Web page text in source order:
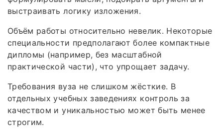
выстраивать логику изложения.
Объём работы относительно невелик. Некоторые
специальности предполагают более компактные
дипломы (например, без масштабной
практической части), что упрощает задачу.
Требования вуза не слишком жёсткие. В
отдельных учебных заведениях контроль за
качеством и уникальностью может быть менее
строгим.